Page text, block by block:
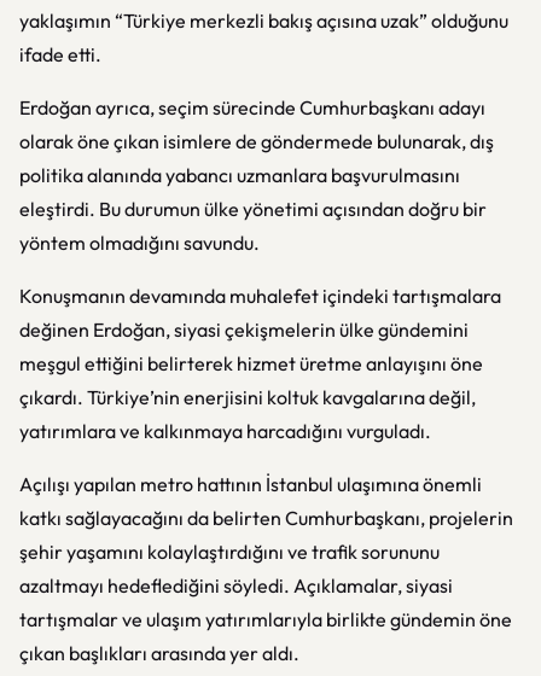
yaklaşımın “Türkiye merkezli bakış açısına uzak” olduğunu
ifade etti.
Erdoğan ayrıca, seçim sürecinde Cumhurbaşkanı adayı
olarak öne çıkan isimlere de göndermede bulunarak, dış
politika alanında yabancı uzmanlara başvurulmasını
eleştirdi. Bu durumun ülke yönetimi açısından doğru bir
yöntem olmadığını savundu.
Konuşmanın devamında muhalefet içindeki tartışmalara
değinen Erdoğan, siyasi çekişmelerin ülke gündemini
meşgul ettiğini belirterek hizmet üretme anlayışını öne
çıkardı. Türkiye’nin enerjisini koltuk kavgalarına değil,
yatırımlara ve kalkınmaya harcadığını vurguladı.
Açılışı yapılan metro hattının İstanbul ulaşımına önemli
katkı sağlayacağını da belirten Cumhurbaşkanı, projelerin
şehir yaşamını kolaylaştırdığını ve trafik sorununu
azaltmayı hedeflediğini söyledi. Açıklamalar, siyasi
tartışmalar ve ulaşım yatırımlarıyla birlikte gündemin öne
çıkan başlıkları arasında yer aldı.